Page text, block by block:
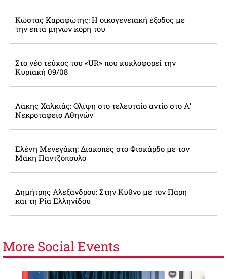
Κώστας Καραφώτης: Η οικογενειακή έξοδος με
την επτά μηνών κόρη του
Στο νέο τεύχος του «UR» που κυκλοφορεί την
Κυριακή 09/08
Λάκης Χαλκιάς: Θλίψη στο τελευταίο αντίο στο Α’
Νεκροταφείο Αθηνών
Ελένη Μενεγάκη: Διακοπές στο Φισκάρδο με τον
Μάκη Παντζόπουλο
Δημήτρης Αλεξάνδρου: Στην Κύθνο με τον Πάρη
και τη Ρία Ελληνίδου
More Social Events